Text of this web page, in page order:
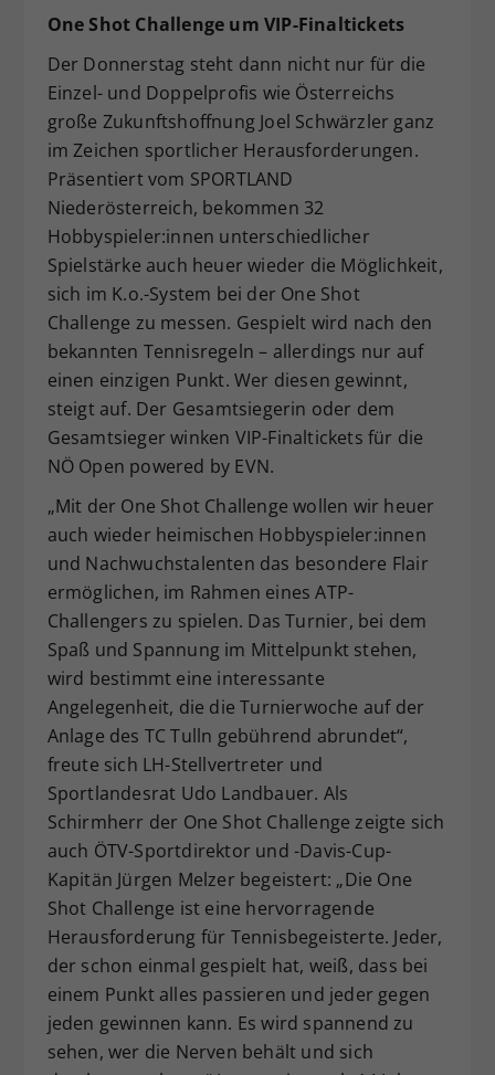
One Shot Challenge um VIP-Finaltickets
Der Donnerstag steht dann nicht nur für die
Einzel- und Doppelprofis wie Österreichs
große Zukunftshoffnung Joel Schwärzler ganz
im Zeichen sportlicher Herausforderungen.
Präsentiert vom SPORTLAND
Niederösterreich, bekommen 32
Hobbyspieler:innen unterschiedlicher
Spielstärke auch heuer wieder die Möglichkeit,
sich im K.o.-System bei der One Shot
Challenge zu messen. Gespielt wird nach den
bekannten Tennisregeln – allerdings nur auf
einen einzigen Punkt. Wer diesen gewinnt,
steigt auf. Der Gesamtsiegerin oder dem
Gesamtsieger winken VIP-Finaltickets für die
NÖ Open powered by EVN.
„Mit der One Shot Challenge wollen wir heuer
auch wieder heimischen Hobbyspieler:innen
und Nachwuchstalenten das besondere Flair
ermöglichen, im Rahmen eines ATP-
Challengers zu spielen. Das Turnier, bei dem
Spaß und Spannung im Mittelpunkt stehen,
wird bestimmt eine interessante
Angelegenheit, die die Turnierwoche auf der
Anlage des TC Tulln gebührend abrundet“,
freute sich LH-Stellvertreter und
Sportlandesrat Udo Landbauer. Als
Schirmherr der One Shot Challenge zeigte sich
auch ÖTV-Sportdirektor und -Davis-Cup-
Kapitän Jürgen Melzer begeistert: „Die One
Shot Challenge ist eine hervorragende
Herausforderung für Tennisbegeisterte. Jeder,
der schon einmal gespielt hat, weiß, dass bei
einem Punkt alles passieren und jeder gegen
jeden gewinnen kann. Es wird spannend zu
sehen, wer die Nerven behält und sich